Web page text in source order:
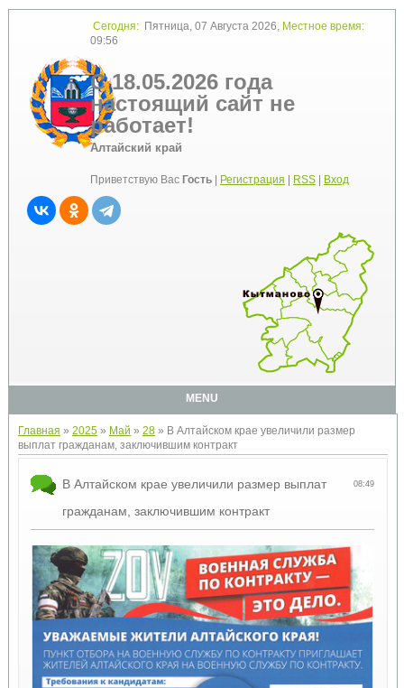
Сегодня:Пятница, 07 Августа 2026, Местное время:
09:56
С 18.05.2026 года
настоящий сайт не
работает!
Алтайский край
Приветствую Вас Гость| Регистрация RSS| Вход
MENU
Главная » 2025 » Май » 28» В Алтайском крае увеличили размер
выплат гражданам, заключившим контракт
08:49
В Алтайском крае увеличили размер выплат
гражданам, заключившим контракт